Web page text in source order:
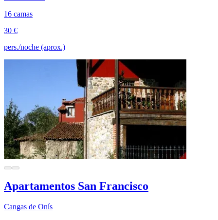
16 camas
30 €
pers./noche (aprox.)
Apartamentos San Francisco
Cangas de Onís